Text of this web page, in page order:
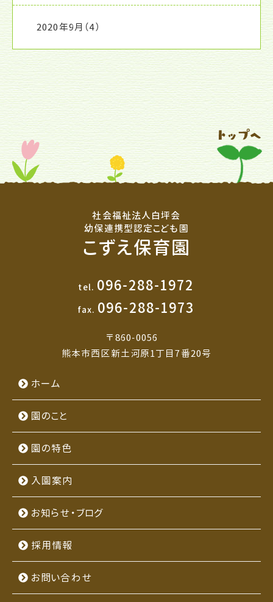
2020年9月 （4）
社会福祉法人白坪会
幼保連携型認定こども園
こずえ保育園
tel. 096-288-1972
fax. 096-288-1973
〒860-0056
熊本市西区新土河原1丁目7番20号
ホーム
園のこと
園の特色
入園案内
お知らせ・ブログ
採用情報
お問い合わせ